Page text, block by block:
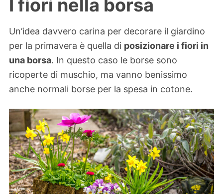
I fiori nella borsa
Un’idea davvero carina per decorare il giardino
per la primavera è quella di posizionare i fiori in
una borsa. In questo caso le borse sono
ricoperte di muschio, ma vanno benissimo
anche normali borse per la spesa in cotone.